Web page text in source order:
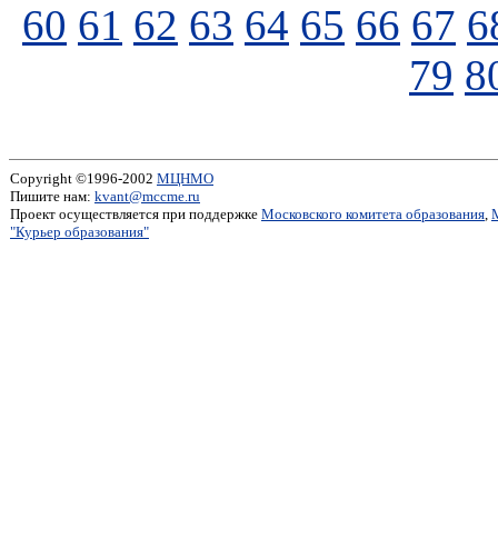
60 61 62 63 64 65 66 67
79
Copyright ©1996-2002 МЦНМО
Пишите нам: kvant@mccme.ru
Проект осуществляется при поддержке Московского комитета образования,
"Курьер образования"